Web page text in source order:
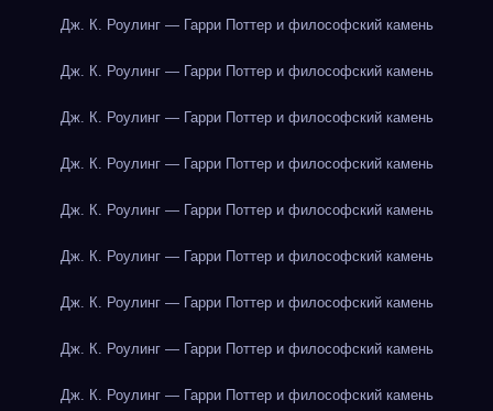
Дж. К. Роулинг — Гарри Поттер и философский камень
Дж. К. Роулинг — Гарри Поттер и философский камень
Дж. К. Роулинг — Гарри Поттер и философский камень
Дж. К. Роулинг — Гарри Поттер и философский камень
Дж. К. Роулинг — Гарри Поттер и философский камень
Дж. К. Роулинг — Гарри Поттер и философский камень
Дж. К. Роулинг — Гарри Поттер и философский камень
Дж. К. Роулинг — Гарри Поттер и философский камень
Дж. К. Роулинг — Гарри Поттер и философский камень